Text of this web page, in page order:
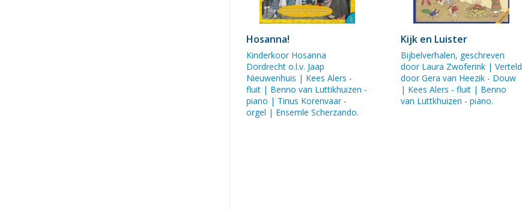
Hosanna!
Kinderkoor Hosanna
Dordrecht o.l.v. Jaap
Nieuwenhuis | Kees Alers -
fluit | Benno van Luttikhuizen -
piano | Tinus Korenvaar -
orgel | Ensemle Scherzando.
Kijk en Luister
Bijbelverhalen, geschreven
door Laura Zwoferink | Verteld
doorGera van Heezik - Douw
| Kees Alers - fluit | Benno
van Luttkhuizen - piano.